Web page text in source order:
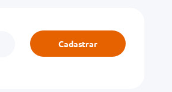
Cadastrar